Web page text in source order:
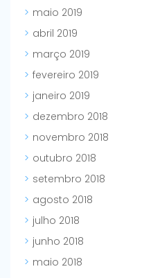
maio 2019
abril 2019
março 2019
fevereiro 2019
janeiro 2019
dezembro 2018
novembro 2018
outubro 2018
setembro 2018
agosto 2018
julho 2018
junho 2018
maio 2018